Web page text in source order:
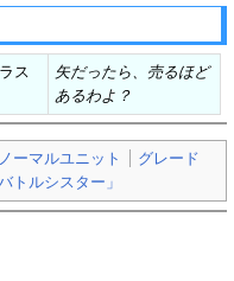
ス
矢だったら、売るほど
あるわよ？
ノーマルユニット
グレード
バトルシスター」